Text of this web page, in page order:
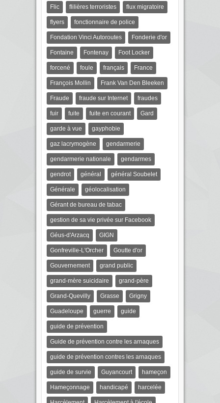
Flic flilières terroristes flux migratoire
flyers fonctionnaire de police
Fondation Vinci Autoroutes Fonderie d'or
Fontaine Fontenay Foot Locker
forcené foule français France
François Mollin Frank Van Den Bleeken
Fraude fraude sur Internet fraudes
fuir fuite fuite en courant Gard
garde à vue gayphobie
gaz lacrymogène gendarmerie
gendarmerie nationale gendarmes
gendrot général général Soubelet
Générale géolocalisation
Gérant de bureau de tabac
gestion de sa vie privée sur Facebook
Géus-d'Arzacq GIGN
Gonfreville-L'Orcher Goutte d'or
Gouvernement grand public
grand-mère suicidaire grand-père
Grand-Quevilly Grasse Grigny
Guadeloupe guerre guide
guide de prévention
Guide de prévention contre les arnaques
guide de prévention contres les arnaques
guide de survie Guyancourt hameçon
Hameçonnage handicapé harcelée